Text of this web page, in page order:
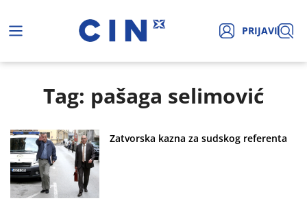
PRIJAVI
Tag: pašaga selimović
Zatvorska kazna za sudskog referenta